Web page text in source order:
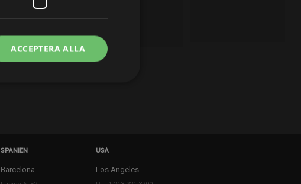
SPANIEN
Barcelona
USA
Los Angeles
ACCEPTERA ALLA